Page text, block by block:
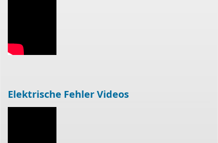
Elektrische Fehler Videos